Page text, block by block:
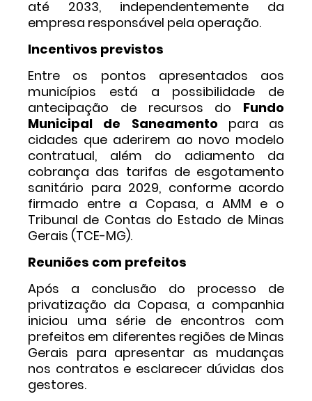
até 2033, independentemente da
empresa responsável pela operação.
Incentivos previstos
Entre os pontos apresentados aos
municípios está a possibilidade de
antecipação de recursos do Fundo
Municipal de Saneamento para as
cidades que aderirem ao novo modelo
contratual, além do adiamento da
cobrança das tarifas de esgotamento
sanitário para 2029, conforme acordo
firmado entre a Copasa, a AMM e o
Tribunal de Contas do Estado de Minas
Gerais (TCE-MG).
Reuniões com prefeitos
Após a conclusão do processo de
privatização da Copasa, a companhia
iniciou uma série de encontros com
prefeitos em diferentes regiões de Minas
Gerais para apresentar as mudanças
nos contratos e esclarecer dúvidas dos
gestores.